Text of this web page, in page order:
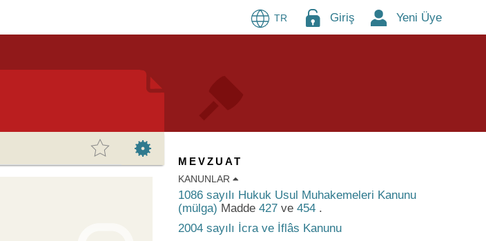
TR Giriş Yeni Üye
MEVZUAT
KANUNLAR
1086 sayılı Hukuk Usul Muhakemeleri Kanunu
(mülga) Madde 427 ve 454 .
2004 sayılı İcra ve İflâs Kanunu